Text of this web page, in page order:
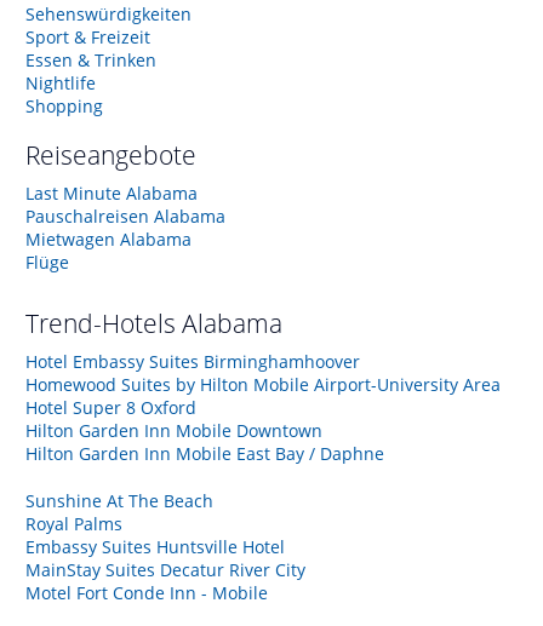
Sehenswürdigkeiten
Sport & Freizeit
Essen & Trinken
Nightlife
Shopping
Reiseangebote
Last Minute Alabama
Pauschalreisen Alabama
Mietwagen Alabama
Flüge
Trend-Hotels Alabama
Hotel Embassy Suites Birminghamhoover
Homewood Suites by Hilton Mobile Airport-University Area
Hotel Super 8 Oxford
Hilton Garden Inn Mobile Downtown
Hilton Garden Inn Mobile East Bay / Daphne
Sunshine At The Beach
Royal Palms
Embassy Suites Huntsville Hotel
MainStay Suites Decatur River City
Motel Fort Conde Inn - Mobile